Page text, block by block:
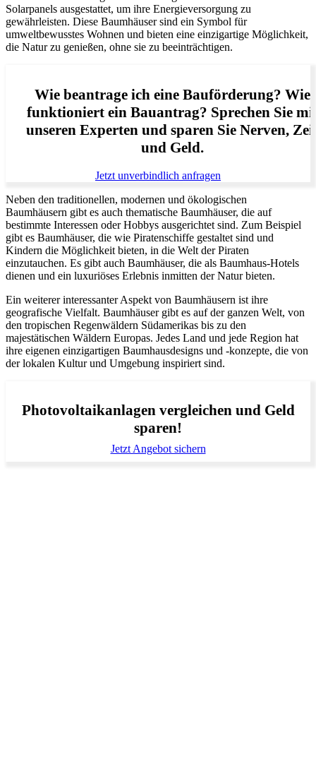
Solarpanels ausgestattet, um ihre Energieversorgung zu
gewährleisten. Diese Baumhäuser sind ein Symbol für
umweltbewusstes Wohnen und bieten eine einzigartige Möglichkeit,
die Natur zu genießen, ohne sie zu beeinträchtigen.
Wie beantrage ich eine Bauförderung? Wie
funktioniert ein Bauantrag? Sprechen Sie
unseren Experten und sparen Sie Nerven,
und Geld.
Jetzt unverbindlich anfragen
Neben den traditionellen, modernen und ökologischen
Baumhäusern gibt es auch thematische Baumhäuser, die auf
bestimmte Interessen oder Hobbys ausgerichtet sind. Zum Beispiel
gibt es Baumhäuser, die wie Piratenschiffe gestaltet sind und
Kindern die Möglichkeit bieten, in die Welt der Piraten
einzutauchen. Es gibt auch Baumhäuser, die als Baumhaus-Hotels
dienen und ein luxuriöses Erlebnis inmitten der Natur bieten.
Ein weiterer interessanter Aspekt von Baumhäusern ist ihre
geografische Vielfalt. Baumhäuser gibt es auf der ganzen Welt, von
den tropischen Regenwäldern Südamerikas bis zu den
majestätischen Wäldern Europas. Jedes Land und jede Region hat
ihre eigenen einzigartigen Baumhausdesigns und -konzepte, die von
der lokalen Kultur und Umgebung inspiriert sind.
Photovoltaikanlagen vergleichen und Geld
sparen!
Jetzt Angebot sichern